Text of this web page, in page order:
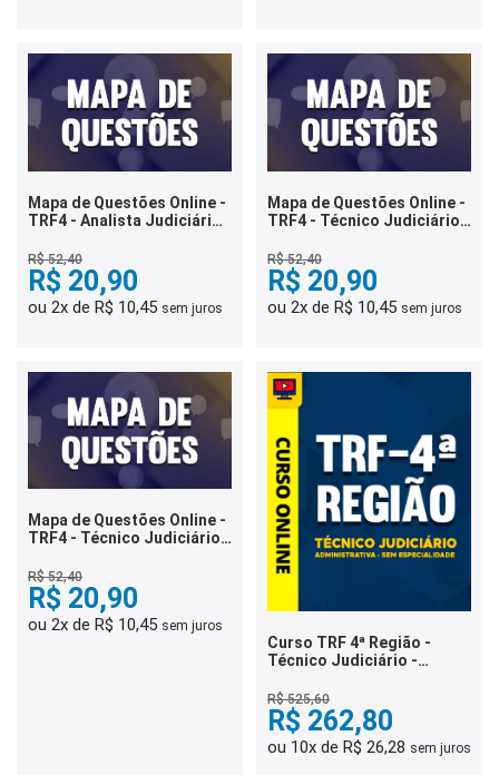
Mapa de Questões Online -
TRF4 - Analista Judiciário -
Questões
R$ 52,40
R$ 20,90
ou 2x de R$ 10,45 sem juros
Mapa de Questões Online -
TRF4 - Técnico Judiciário -
6 Mil Questões
R$ 52,40
R$ 20,90
ou 2x de R$ 10,45 sem juros
Mapa de Questões Online -
TRF4 - Técnico Judiciário -
Questões
R$ 52,40
R$ 20,90
ou 2x de R$ 10,45 sem juros
Curso TRF 4ª Região -
Técnico Judiciário -
Especialidade
R$ 525,60
R$ 262,80
ou 10x de R$ 26,28 sem juros